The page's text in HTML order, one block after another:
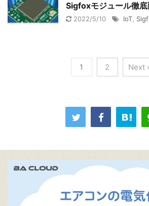
Sigfoxモジュール徹
2022/5/10 IoT
1 2 Next